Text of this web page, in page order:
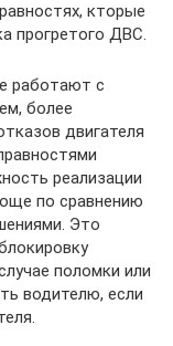
кторые
прогретого ДВС.
работают с
более
двигателя
реализации
по сравнению
Это
поломки или
водителю, если